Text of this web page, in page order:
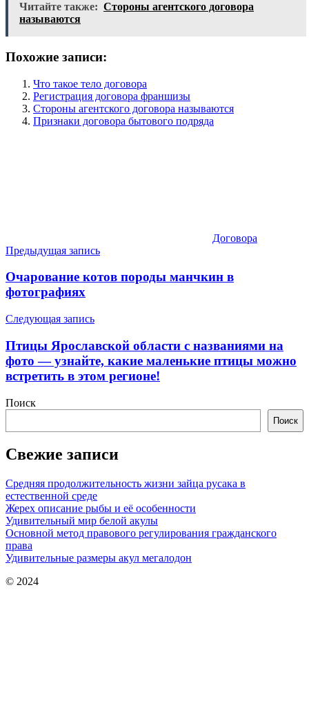
Читайте также: Стороны агентского договора
называются
Похожие записи:
Что такое тело договора
Регистрация договора франшизы
Стороны агентского договора называются
Признаки договора бытового подряда
Договора
Навигация
по
записям
Предыдущая запись
Очарование котов породы манчкин в
фотографиях
Следующая запись
Птицы Ярославской области с названиями на
фото — узнайте, какие маленькие птицы можно
встретить в этом регионе!
Поиск
Поиск
Свежие записи
Средняя продолжительность жизни зайца русака в
естественной среде
Жерех описание рыбы и её особенности
Удивительный мир белой акулы
Основной метод правового регулирования гражданского
права
Удивительные размеры акул мегалодон
© 2024